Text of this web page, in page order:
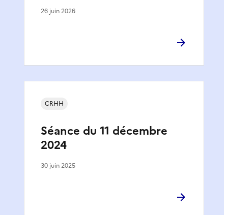
26 juin 2026
Séance du 11 décembre
2024
CRHH
30 juin 2025